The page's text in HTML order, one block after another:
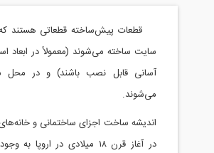
قطعات پیش‌ساخته قطعاتی هستند
سایت ساخته می‌شوند (معمولاً در ابعاد
آسانی قابل نصب باشند) و در
می‌شوند.
اندیشه ساخت اجزای ساختمانی و
در آغاز قرن ۱۸ میلادی در اروپا